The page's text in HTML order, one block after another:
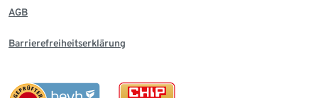
AGB
Barrierefreiheitserklärung